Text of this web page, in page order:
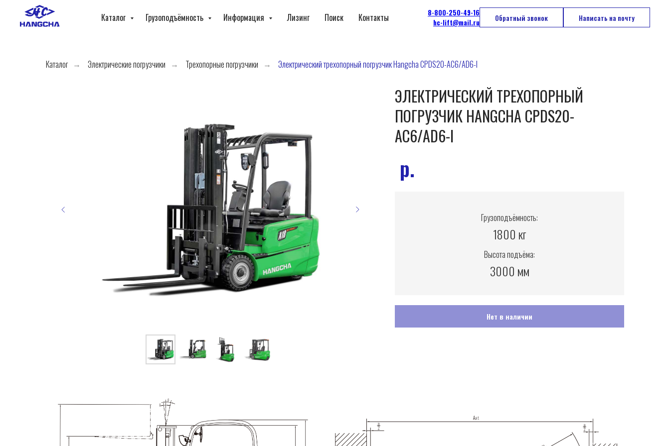
Каталог Грузоподъёмность Информация Лизинг Поиск Контакты
8-800-250-49-16
hc-lift@mail.ru
Обратный звонок Написать на почту
Каталог → Электрические погрузчики → Трехопорные погрузчики → Электрический трехопорный погрузчик Hangcha CPDS20-AC6/AD6-I
ЭЛЕКТРИЧЕСКИЙ ТРЕХОПОРНЫЙ
ПОГРУЗЧИК HANGCHA CPDS20-
AC6/AD6-I
р.
Грузоподъёмность:
1800 кг
Высота подъёма:
3000 мм
Нет в наличии